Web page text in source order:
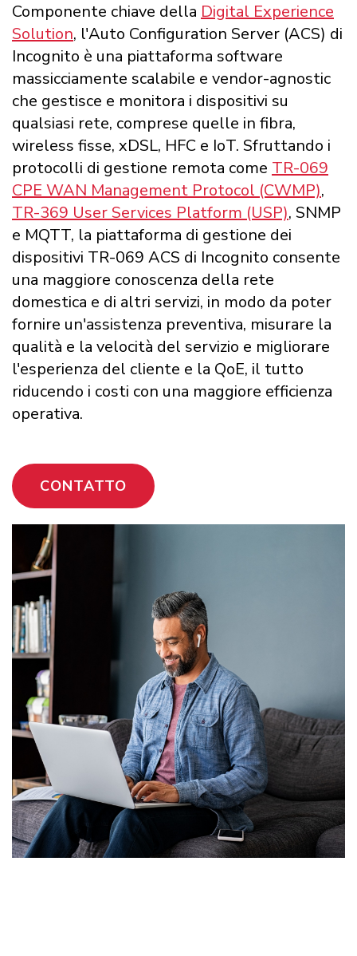
Componente chiave della Digital Experience
Solution, l'Auto Configuration Server (ACS) di
Incognito è una piattaforma software
massicciamente scalabile e vendor-agnostic
che gestisce e monitora i dispositivi su
qualsiasi rete, comprese quelle in fibra,
wireless fisse, xDSL, HFC e IoT. Sfruttando i
protocolli di gestione remota come TR-069
CPE WAN Management Protocol (CWMP),
TR-369 User Services Platform (USP), SNMP
e MQTT, la piattaforma di gestione dei
dispositivi TR-069 ACS di Incognito consente
una maggiore conoscenza della rete
domestica e di altri servizi, in modo da poter
fornire un'assistenza preventiva, misurare la
qualità e la velocità del servizio e migliorare
l'esperienza del cliente e la QoE, il tutto
riducendo i costi con una maggiore efficienza
operativa.
CONTATTO